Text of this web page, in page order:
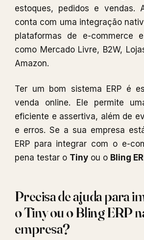
estoques, pedidos e vendas.
conta com uma integração
plataformas de e-commerce
como Mercado Livre, B2W,
Amazon.
Ter um bom sistema ERP é
venda online. Ele permite
eficiente e assertiva, além de
e erros. Se a sua empresa
ERP para integrar com o e-
pena testar o Tiny ou o Bling
Precisa de ajuda para
o Tiny ou o Bling ERP
empresa?